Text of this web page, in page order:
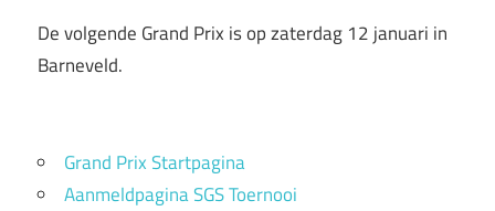
De volgende Grand Prix is op zaterdag 12 januari in
Barneveld.
Grand Prix Startpagina
Aanmeldpagina SGS Toernooi